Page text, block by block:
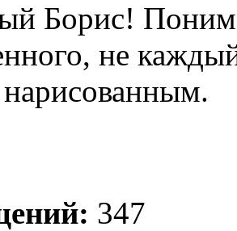
Борис!
не
нарисованным.
347